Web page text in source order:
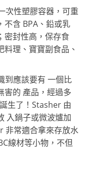
次性塑膠容器，可重
不含 BPA、鉛或乳
密封性高，保存食
理、寶寶副食品、
到應該要有 一個比
害的 產品，經過多
生了！Stasher 由
入鍋子或微波爐加
非常適合拿來存放水
線材等小物，不但